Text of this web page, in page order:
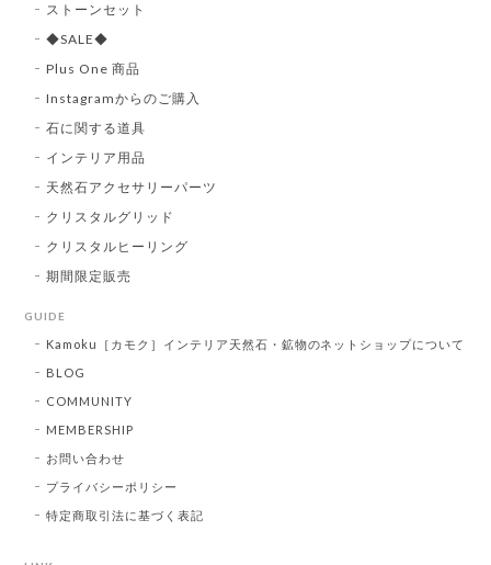
ストーンセット
◆SALE◆
Plus One 商品
Instagramからのご購入
石に関する道具
インテリア用品
天然石アクセサリーパーツ
クリスタルグリッド
クリスタルヒーリング
期間限定販売
GUIDE
Kamoku［カモク］インテリア天然石・鉱物のネットショップについて
BLOG
COMMUNITY
MEMBERSHIP
お問い合わせ
プライバシーポリシー
特定商取引法に基づく表記